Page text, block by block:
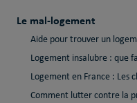
Le mal-logement
Aide pour trouver un
Logement insalubre : que
Logement en France : Les
Comment lutter contre la